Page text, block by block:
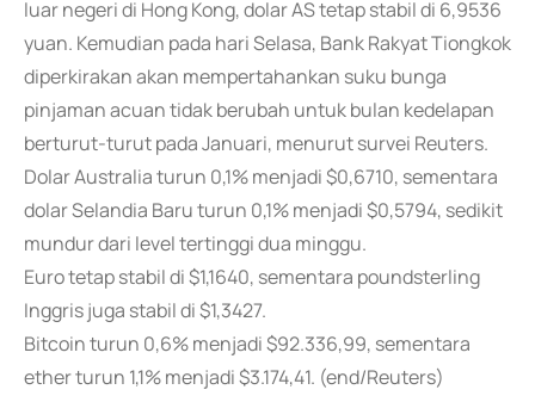
luar negeri di Hong Kong, dolar AS tetap stabil di 6,9536
yuan. Kemudian pada hari Selasa, Bank Rakyat Tiongkok
diperkirakan akan mempertahankan suku bunga
pinjaman acuan tidak berubah untuk bulan kedelapan
berturut-turut pada Januari, menurut survei Reuters.
Dolar Australia turun 0,1% menjadi $0,6710, sementara
dolar Selandia Baru turun 0,1% menjadi $0,5794, sedikit
mundur dari level tertinggi dua minggu.
Euro tetap stabil di $1,1640, sementara poundsterling
Inggris juga stabil di $1,3427.
Bitcoin turun 0,6% menjadi $92.336,99, sementara
ether turun 1,1% menjadi $3.174,41. (end/Reuters)